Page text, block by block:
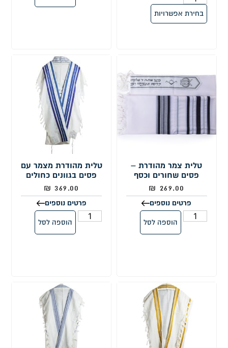
בחירת אפשרויות
טלית צמר מהודרת –
פסים שחורים וכסף
269.00
₪
פרטים נוספים
הוספה לסל
טלית מהודרת מצמר עם
פסים בגוונים כחולים
369.00
₪
פרטים נוספים
הוספה לסל